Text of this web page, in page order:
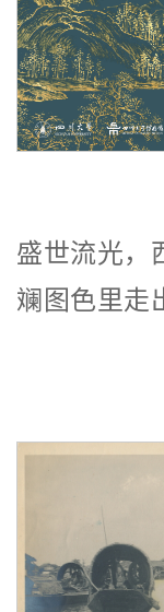
盛世流光，
斓图色里走